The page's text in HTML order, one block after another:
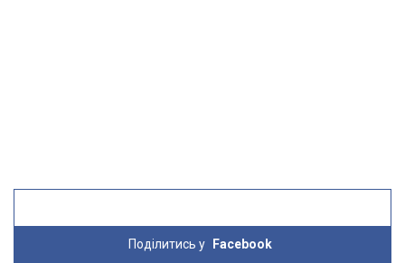
Поділитись у Facebook